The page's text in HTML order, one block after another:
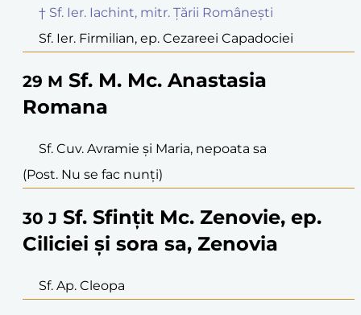
† Sf. Ier. Iachint, mitr. Țării Românești
Sf. Ier. Firmilian, ep. Cezareei Capadociei
29 M Sf. M. Mc. Anastasia
Romana
Sf. Cuv. Avramie și Maria, nepoata sa
(Post. Nu se fac nunți)
30 J Sf. Sfințit Mc. Zenovie, ep.
Ciliciei și sora sa, Zenovia
Sf. Ap. Cleopa